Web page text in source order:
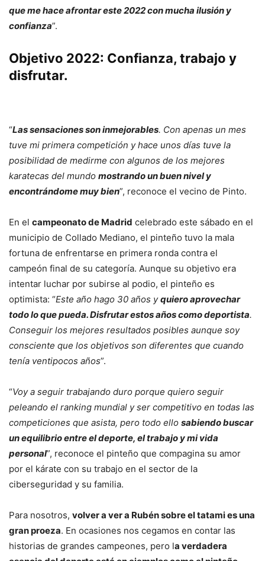
que me hace afrontar este 2022 con mucha ilusión y
confianza”.
Objetivo 2022: Confianza, trabajo y
disfrutar.
“Las sensaciones son inmejorables. Con apenas un mes
tuve mi primera competición y hace unos días tuve la
posibilidad de medirme con algunos de los mejores
karatecas del mundo mostrando un buen nivel y
encontrándome muy bien”, reconoce el vecino de Pinto.
En el campeonato de Madrid celebrado este sábado en el
municipio de Collado Mediano, el pinteño tuvo la mala
fortuna de enfrentarse en primera ronda contra el
campeón final de su categoría. Aunque su objetivo era
intentar luchar por subirse al podio, el pinteño es
optimista: “Este año hago 30 años yquiero aprovechar
todo lo que pueda. Disfrutar estos años como deportista.
Conseguir los mejores resultados posibles aunque soy
consciente que los objetivos son diferentes que cuando
tenía ventipocos años”.
“Voy a seguir trabajando duro porque quiero seguir
peleando el ranking mundial y ser competitivo en todas las
competiciones que asista, pero todo ello sabiendo buscar
un equilibrio entre el deporte, el trabajo y mi vida
personal”, reconoce el pinteño que compagina su amor
por el kárate con su trabajo en el sector de la
ciberseguridad y su familia.
Para nosotros, volver a ver a Rubén sobre el tatami es una
gran proeza. En ocasiones nos cegamos en contar las
historias de grandes campeones, pero la verdadera